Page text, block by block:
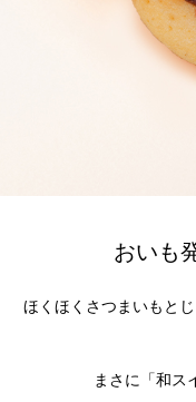
おいも
ほくほくさつまいもと
まさに「和ス